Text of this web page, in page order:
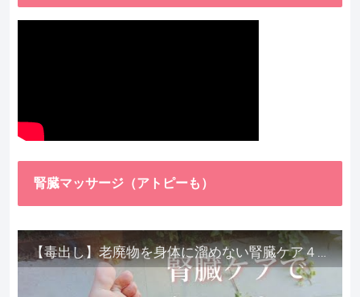
腎臓マッサージ（アトピーも）
【毒出し】老廃物を身体に溜めない腎臓ケア４種をご紹介します。